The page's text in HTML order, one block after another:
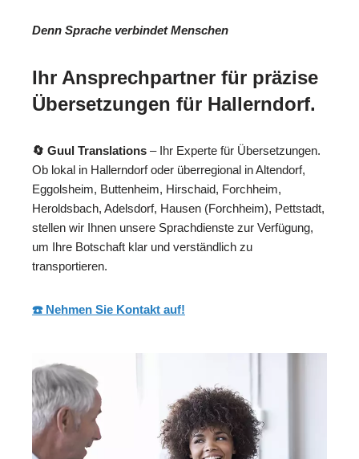
Denn Sprache verbindet Menschen
Ihr Ansprechpartner für präzise
Übersetzungen für Hallerndorf.
🔄 Guul Translations – Ihr Experte für Übersetzungen.
Ob lokal in Hallerndorf oder überregional in Altendorf,
Eggolsheim, Buttenheim, Hirschaid, Forchheim,
Heroldsbach, Adelsdorf, Hausen (Forchheim), Pettstadt,
stellen wir Ihnen unsere Sprachdienste zur Verfügung,
um Ihre Botschaft klar und verständlich zu
transportieren.
☎️ Nehmen Sie Kontakt auf!